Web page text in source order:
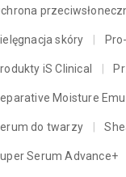
skóry
iS Clinical
Moisture
do twarzy
Serum Advance+